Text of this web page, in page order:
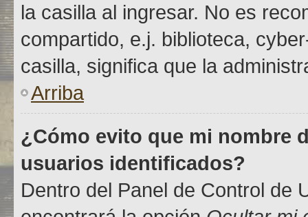
la casilla al ingresar. No es
compartido, e.j. biblioteca,
casilla, significa que la
Arriba
¿Cómo evito que mi nombre
usuarios identificados?
Dentro del Panel de Control de